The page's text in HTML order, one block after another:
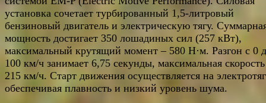
установка сочетает турбированный 1,5-литровый
бензиновый двигатель и электрическую тягу.
мощность достигает 350 лошадиных сил (257 кВт),
максимальный крутящий момент – 580 Н·м. Разгон с 0
100 км/ч занимает 6,75 секунды, максимальная
215 км/ч. Старт движения осуществляется на
обеспечивая плавность и низкий уровень шума.